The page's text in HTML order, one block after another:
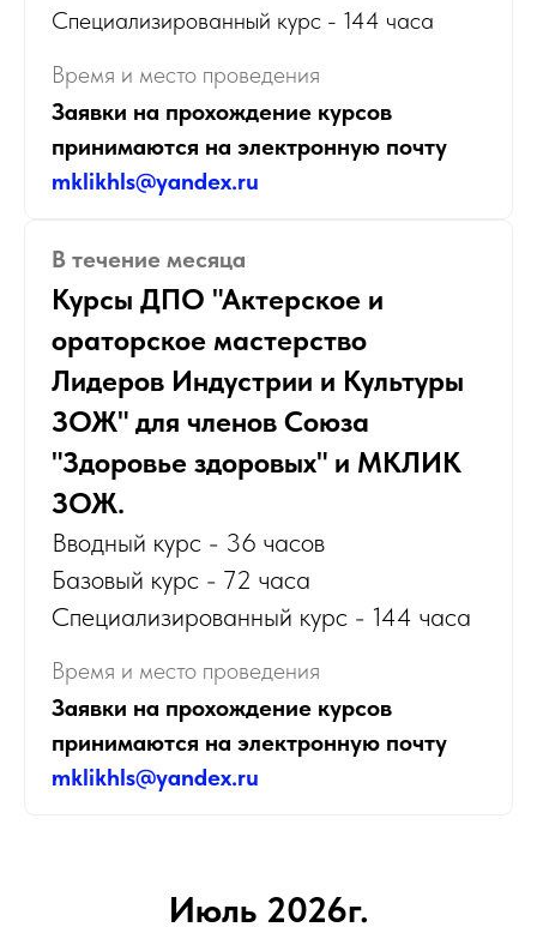
Специализированный курс - 144 часа
Время и место проведения
Заявки на прохождение курсов
принимаются на электронную почту
mklikhls@yandex.ru
В течение месяца
Курсы ДПО "Актерское и
ораторское мастерство
Лидеров Индустрии и Культуры
ЗОЖ" для членов Союза
"Здоровье здоровых" и МКЛИК
ЗОЖ.
Вводный курс - 36 часов
Базовый курс - 72 часа
Специализированный курс - 144 часа
Время и место проведения
Заявки на прохождение курсов
принимаются на электронную почту
mklikhls@yandex.ru
Июль 2026г.